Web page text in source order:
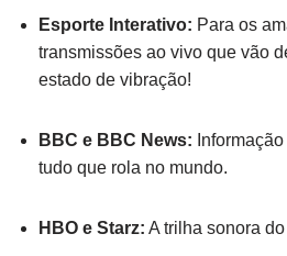
Esporte Interativo: Para os
transmissões ao vivo que vão
estado de vibração!
BBC e BBC News:
tudo que rola no mundo.
HBO e Starz: A trilha sonora